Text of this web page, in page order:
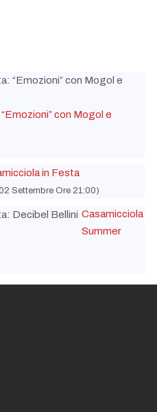
con Mogol e
in Festa
Settembre Ore 21:00)
Casamicciola
Summer